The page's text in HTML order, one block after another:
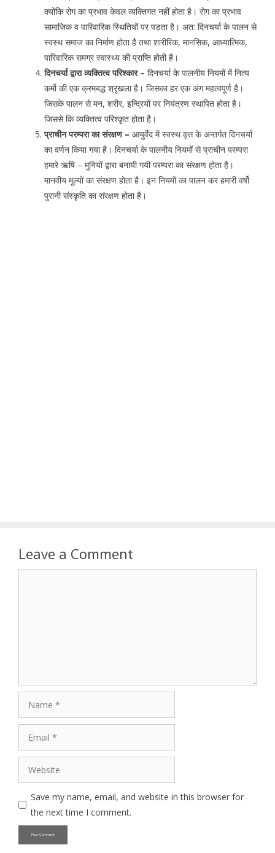
क्योंकि रोग का प्रभाव केवल व्यक्तिगत नहीं होता है। रोग का प्रभाव
सामाजिक व पारिवारिक स्थितियों पर पड़ता है। अत: दिनचर्या के पालन से
स्वस्थ समाज का निर्माण होता है तथा शारीरिक, मानसिक, आध्यात्मिक,
पारिवारिक समग्र स्वास्थ्य की प्राप्ति होती है।
दिनचर्या द्वारा व्यक्तित्व परिश्कार – दिनचर्या के पालनीय नियमों में नित्य
कर्मो की एक क्रमबद्ध श्रृखला है। जिसका हर एक अंग महत्वपूर्ण है।
जिसके पालन से मन, शरीर, इन्द्रियों पर नियंत्रण स्थापित होता है।
जिससे कि व्यक्तित्व परिश्कृृत होता है।
प्राचीन परम्परा का संरक्षण – आयुर्वेद में स्वस्थ वृत्त के अन्तर्गत दिनचर्या
का वर्णन किया गया है। दिनचर्या के पालनीय नियमों से प्राचीन परम्परा
हमारे ऋषि – मुनियों द्वारा बनायी गयी परम्परा का संरक्षण होता है।
मानवीय मूल्यों का संरक्षण होता है। इन नियमों का पालन कर हमारी वर्षो
पुरानी संस्कृति का संरक्षण होता है।
Leave a Comment
Website
Save my name, email, and website in this browser for
the next time I comment.